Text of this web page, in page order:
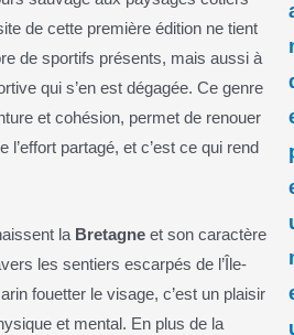
de cette première édition ne tient
de sportifs présents, mais aussi à
qui s’en est dégagée. Ce genre
et cohésion, permet de renouer
l’effort partagé, et c’est ce qui rend
la Bretagneet son caractère
les sentiers escarpés de l’Île-
fouetter le visage, c’est un plaisir
et mental. En plus de la